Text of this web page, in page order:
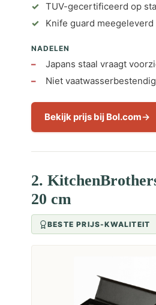
TUV-gecertificeerd op
Knife guard meegeleverd
NADELEN
Japans staal vraagt
Niet
Bekijk prijs bij Bol.com
2.
20 cm
BESTE PRIJS-KWALITEIT